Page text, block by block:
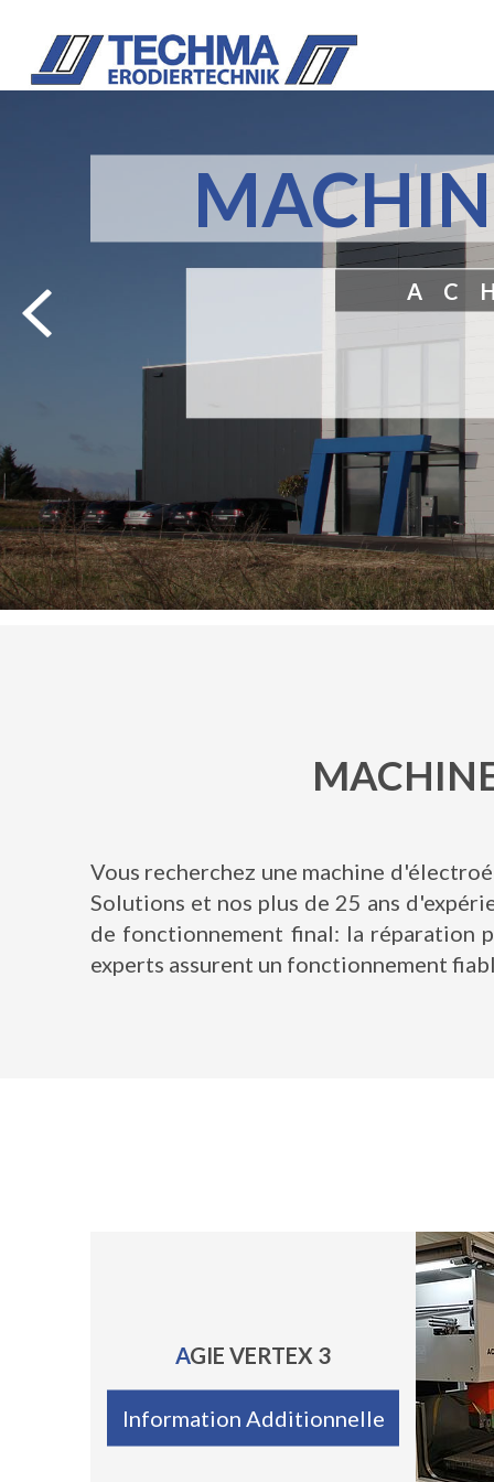
Vous recherchez une machine
Solutions et nos plus de 25 ans
de fonctionnement final: la réparation
experts assurent un fonctionnement
AGIE VERTEX 3
Information Additionnelle